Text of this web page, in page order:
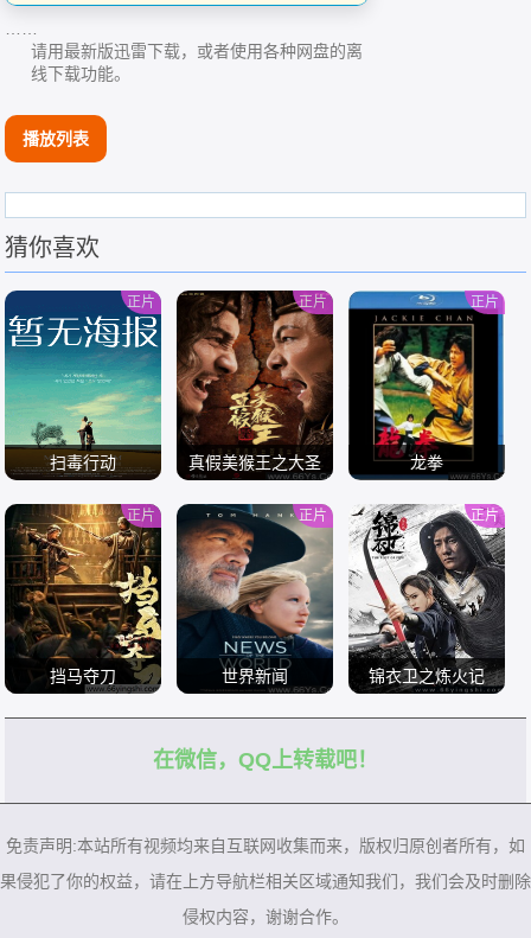
请用最新版迅雷下载，或者使用各种网盘的离
线下载功能。
播放列表
猜你喜欢
扫毒行动
/
正片
真假美猴王之大圣
/
正片
龙拳
/
正片
挡马夺刀
正片
世界新闻
正片
锦衣卫之炼火记
正片
在微信，QQ上转载吧！
免责声明:本站所有视频均来自互联网收集而来，版权归原创者所有，如
果侵犯了你的权益，请在上方导航栏相关区域通知我们，我们会及时删除
侵权内容，谢谢合作。